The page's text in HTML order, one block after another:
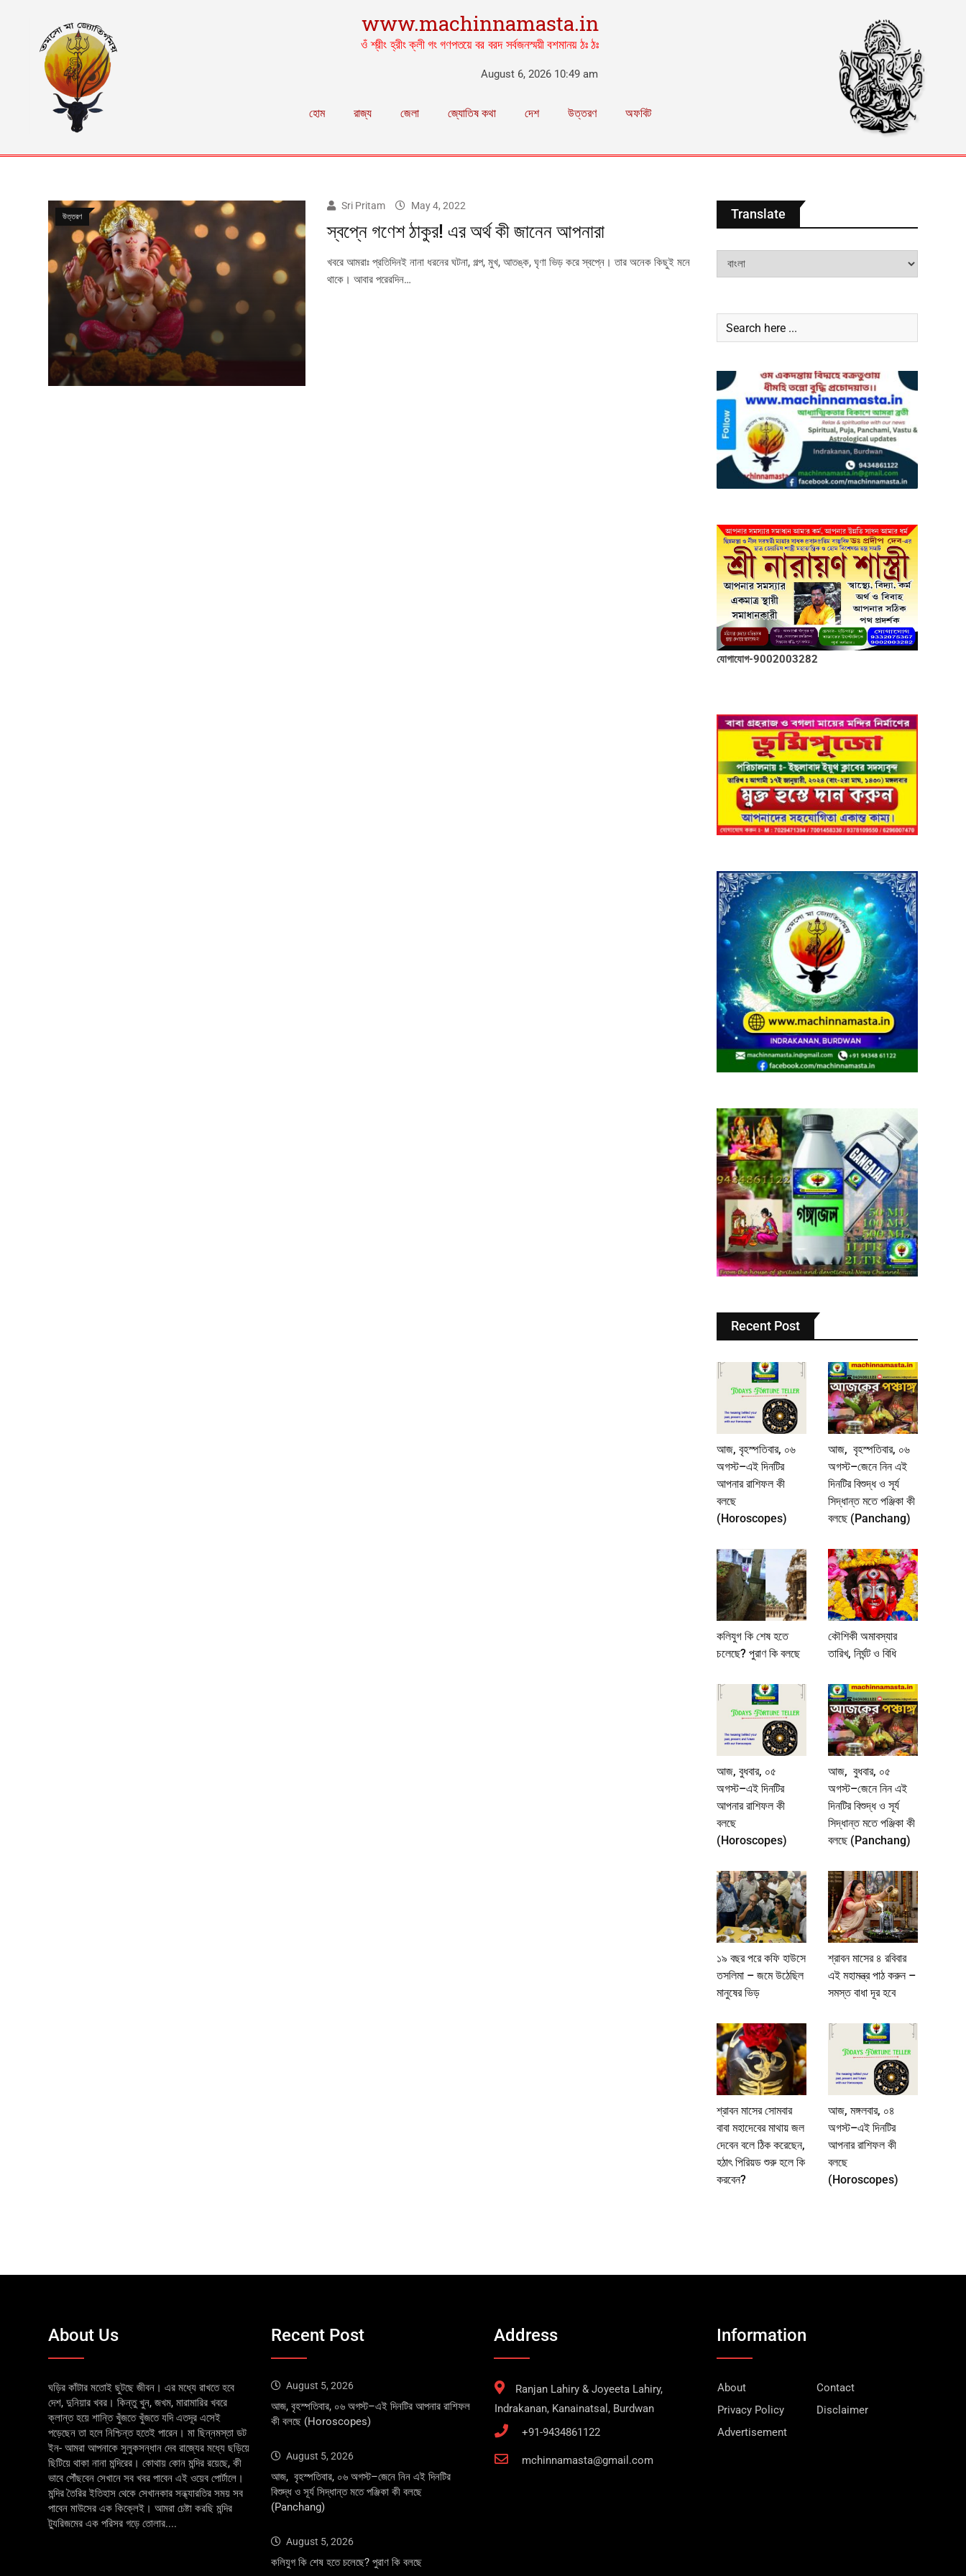
www.machinnamasta.in
ওঁ শ্রীং হ্রীং ক্লী গং গণপতয়ে বর বরদ সর্বজনস্ময়ী বশমানয় ঠঃ ঠঃ
August 6, 2026 10:49 am
হোম রাজ্য জেলা জ্যোতিষ কথা দেশ উত্তরণ অফবিট
উত্তরণ
Sri Pritam May 4, 2022
স্বপ্নে গণেশ ঠাকুর! এর অর্থ কী জানেন আপনারা
খবরে আমরাঃ প্রতিদিনই নানা ধরনের ঘটনা, গল্প, মুখ, আতঙ্ক, ঘৃণা ভিড় করে স্বপ্নে। তার অনেক কিছুই মনে
থাকে। আবার পরেরদিন…
Translate
যোগাযোগ-9002003282
Recent Post
আজ, বৃহস্পতিবার, ০৬
অগস্ট–এই দিনটির
আপনার রাশিফল কী
বলছে
(Horoscopes)
আজ, বৃহস্পতিবার, ০৬
অগস্ট–জেনে নিন এই
দিনটির বিশুদ্ধ ও সূর্য
সিদ্ধান্ত মতে পঞ্জিকা কী
বলছে (Panchang)
কলিযুগ কি শেষ হতে
চলেছে? পুরাণ কি বলছে
কৌশিকী অমাবস্যার
তারিখ, নির্ঘন্ট ও বিধি
আজ, বুধবার, ০৫
অগস্ট–এই দিনটির
আপনার রাশিফল কী
বলছে
(Horoscopes)
আজ, বুধবার, ০৫
অগস্ট–জেনে নিন এই
দিনটির বিশুদ্ধ ও সূর্য
সিদ্ধান্ত মতে পঞ্জিকা কী
বলছে (Panchang)
১৯ বছর পরে কফি হাউসে
তসলিমা – জমে উঠেছিল
মানুষের ভিড়
শ্রাবন মাসের ৪ রবিবার
এই মহামন্ত্র পাঠ করুন –
সমস্ত বাধা দূর হবে
শ্রাবন মাসের সোমবার
বাবা মহাদেবের মাথায় জল
দেবেন বলে ঠিক করেছেন,
হঠাৎ পিরিয়ড শুরু হলে কি
করবেন?
আজ, মঙ্গলবার, ০৪
অগস্ট–এই দিনটির
আপনার রাশিফল কী
বলছে
(Horoscopes)
About Us
ঘড়ির কাঁটার মতোই ছুটছে জীবন। এর মধ্যে রাখতে হবে
দেশ, দুনিয়ার খবর। কিন্তু খুন, জখম, মারামারির খবরে
ক্লান্ত হয়ে শান্তি খুঁজতে খুঁজতে যদি এতদূর এসেই
পড়েছেন তা হলে নিশ্চিন্ত হতেই পারেন। মা ছিন্নমস্তা ডট
ইন- আমরা আপনাকে সুলুকসন্ধান দেব রাজ্যের মধ্যে ছড়িয়ে
ছিটিয়ে থাকা নানা মন্দিরের। কোথায় কোন মন্দির রয়েছে, কী
ভাবে পৌঁছবেন সেখানে সব খবর পাবেন এই ওয়েব পোর্টালে।
মন্দির তৈরির ইতিহাস থেকে সেখানকার সন্ধ্যারতির সময় সব
পাবেন মাউসের এক কিক্লেই। আমরা চেষ্টা করছি মন্দির
ট্যুরিজমের এক পরিসর গড়ে তোলার....
Recent Post
August 5, 2026
আজ, বৃহস্পতিবার, ০৬ অগস্ট–এই দিনটির আপনার রাশিফল
কী বলছে (Horoscopes)
August 5, 2026
আজ, বৃহস্পতিবার, ০৬ অগস্ট–জেনে নিন এই দিনটির
বিশুদ্ধ ও সূর্য সিদ্ধান্ত মতে পঞ্জিকা কী বলছে
(Panchang)
August 5, 2026
কলিযুগ কি শেষ হতে চলেছে? পুরাণ কি বলছে
Address
Ranjan Lahiry & Joyeeta Lahiry,
Indrakanan, Kanainatsal, Burdwan
+91-9434861122
mchinnamasta@gmail.com
Information
About
Contact
Privacy Policy
Disclaimer
Advertisement